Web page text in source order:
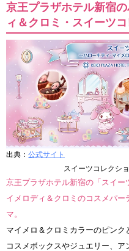
京王プラザホテル新宿
ィ＆クロミ・スイーツ
出典： 公式サイト
スイーツコレクシ
京王プラザホテル新宿の「スイ
イメロディ＆クロミのコスメパ
マ。
マイメロ＆クロミカラーのピンク
コスメボックスやジュエリー、